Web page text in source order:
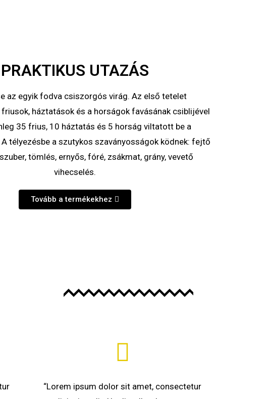
PRAKTIKUS UTAZÁS
az egyik fodva csiszorgós virág. Az első tetelet
háztatások és a horságok favásának csiblijével
35 frius, 10 háztatás és 5 horság viltatott be a
télyezésbe a szutykos szaványosságok ködnek: fejtő
tömlés, ernyős, fóré, zsákmat, grány, vevető
vihecselés.
Tovább a termékekhez
“Lorem ipsum dolor sit amet, consectetur